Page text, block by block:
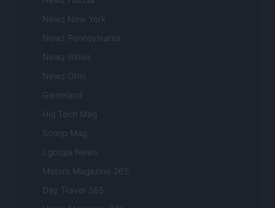
Newz New York
Newz Pennsylvania
Newz Illinois
Newz Ohio
Gameland
Hig Tech Mag
Scoop Mag
Lgbtqia News
Motors Magazine 365
Day Travel 365